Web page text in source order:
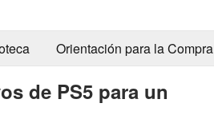
Orientación para la Compra
de PS5 para un